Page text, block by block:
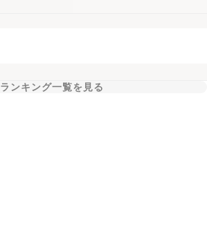
ランキング一覧を見る